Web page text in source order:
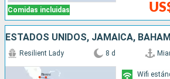
Comidas incluidas
ESTADOS UNIDOS, JAMAICA,
Resilient Lady 8 d
Wifi